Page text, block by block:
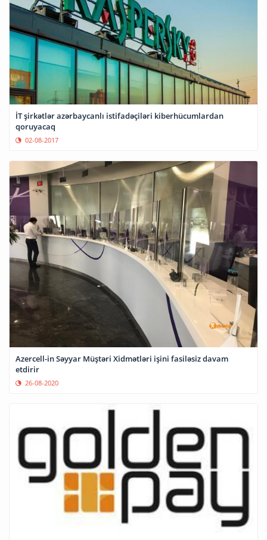
İT şirkətlər azərbaycanlı istifadəçiləri kiberhücumlardan
qoruyacaq
02-08-2017
Azercell-in Səyyar Müştəri Xidmətləri işini fasiləsiz davam
etdirir
26-08-2020